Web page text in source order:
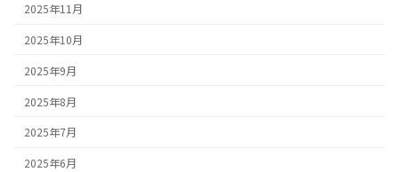
2025年11月
2025年10月
2025年9月
2025年8月
2025年7月
2025年6月